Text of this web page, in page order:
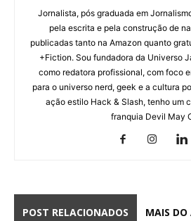
Jornalista, pós graduada em
pela escrita e pela construção de
publicadas tanto na Amazon quanto
+Fiction. Sou fundadora da Universo
como redatora profissional, com foco
para o universo nerd, geek e a cultura
ação estilo Hack & Slash, tenho um
franquia Devil May
POST RELACIONADOS MAIS DO